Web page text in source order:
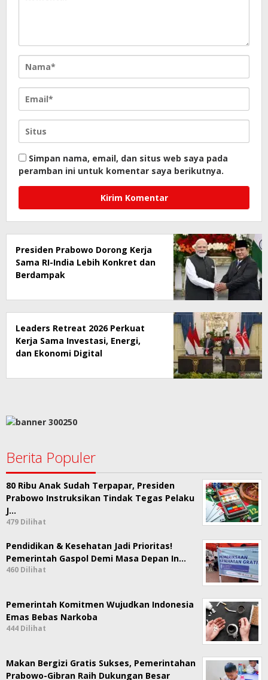
Simpan nama, email, dan situs web saya pada
peramban ini untuk komentar saya berikutnya.
Presiden Prabowo Dorong Kerja
Sama RI-India Lebih Konkret dan
Berdampak
Leaders Retreat 2026 Perkuat
Kerja Sama Investasi, Energi,
dan Ekonomi Digital
Berita Populer
80 Ribu Anak Sudah Terpapar, Presiden
Prabowo Instruksikan Tindak Tegas Pelaku
J…
479 Dilihat
Pendidikan & Kesehatan Jadi Prioritas!
Pemerintah Gaspol Demi Masa Depan In…
460 Dilihat
Pemerintah Komitmen Wujudkan Indonesia
Emas Bebas Narkoba
444 Dilihat
Makan Bergizi Gratis Sukses, Pemerintahan
Prabowo-Gibran Raih Dukungan Besar